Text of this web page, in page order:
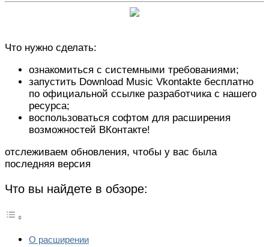
Что нужно сделать:
ознакомиться с системными требованиями;
запустить Download Music Vkontakte бесплатно
по официальной ссылке разработчика с нашего
ресурса;
воспользоваться софтом для расширения
возможностей ВКонтакте!
отслеживаем обновления, чтобы у вас была
последняя версия
Что вы найдете в обзоре:
О расширении